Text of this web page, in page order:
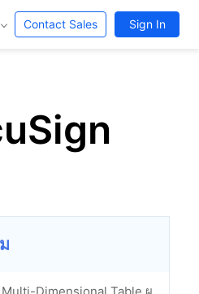
Contact Sales Sign In